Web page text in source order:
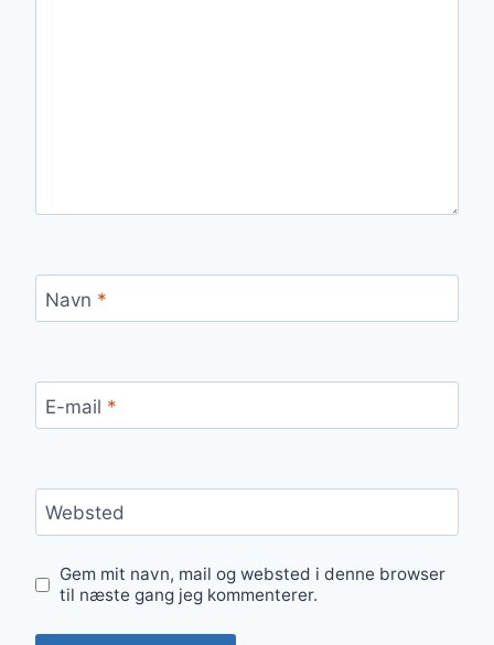
Navn *
E-mail *
Websted
Gem mit navn, mail og websted i denne browser
til næste gang jeg kommenterer.